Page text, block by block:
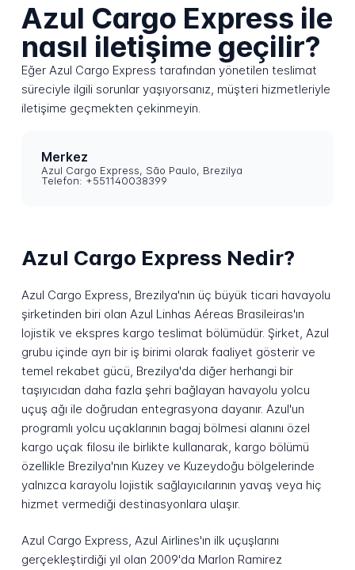
Azul Cargo Express ile
nasıl iletişime geçilir?
Eğer Azul Cargo Express tarafından yönetilen teslimat
süreciyle ilgili sorunlar yaşıyorsanız, müşteri hizmetleriyle
iletişime geçmekten çekinmeyin.
Merkez
Azul Cargo Express, São Paulo, Brezilya
Telefon: +551140038399
Azul Cargo Express Nedir?
Azul Cargo Express, Brezilya'nın üç büyük ticari havayolu
şirketinden biri olan Azul Linhas Aéreas Brasileiras'ın
lojistik ve ekspres kargo teslimat bölümüdür. Şirket, Azul
grubu içinde ayrı bir iş birimi olarak faaliyet gösterir ve
temel rekabet gücü, Brezilya'da diğer herhangi bir
taşıyıcıdan daha fazla şehri bağlayan havayolu yolcu
uçuş ağı ile doğrudan entegrasyona dayanır. Azul'un
programlı yolcu uçaklarının bagaj bölmesi alanını özel
kargo uçak filosu ile birlikte kullanarak, kargo bölümü
özellikle Brezilya'nın Kuzey ve Kuzeydoğu bölgelerinde
yalnızca karayolu lojistik sağlayıcılarının yavaş veya hiç
hizmet vermediği destinasyonlara ulaşır.
Azul Cargo Express, Azul Airlines'ın ilk uçuşlarını
gerçekleştirdiği yıl olan 2009'da Marlon Ramirez